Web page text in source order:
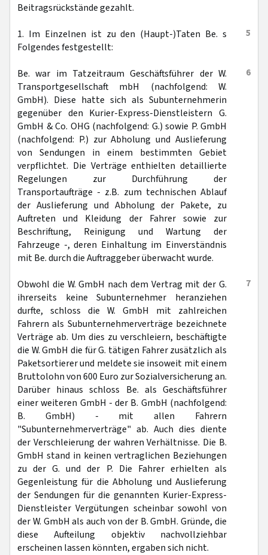
Beitragsrückstände gezahlt.
5
1. Im Einzelnen ist zu den (Haupt-)Taten Be. s
Folgendes festgestellt:
6
Be. war im Tatzeitraum Geschäftsführer der W.
Transportgesellschaft mbH (nachfolgend: W.
GmbH). Diese hatte sich als Subunternehmerin
gegenüber den Kurier-Express-Dienstleistern G.
GmbH & Co. OHG (nachfolgend: G.) sowie P. GmbH
(nachfolgend: P.) zur Abholung und Auslieferung
von Sendungen in einem bestimmten Gebiet
verpflichtet. Die Verträge enthielten detaillierte
Regelungen zur Durchführung der
Transportaufträge - z.B. zum technischen Ablauf
der Auslieferung und Abholung der Pakete, zu
Auftreten und Kleidung der Fahrer sowie zur
Beschriftung, Reinigung und Wartung der
Fahrzeuge -, deren Einhaltung im Einverständnis
mit Be. durch die Auftraggeber überwacht wurde.
7
Obwohl die W. GmbH nach dem Vertrag mit der G.
ihrerseits keine Subunternehmer heranziehen
durfte, schloss die W. GmbH mit zahlreichen
Fahrern als Subunternehmerverträge bezeichnete
Verträge ab. Um dies zu verschleiern, beschäftigte
die W. GmbH die für G. tätigen Fahrer zusätzlich als
Paketsortierer und meldete sie insoweit mit einem
Bruttolohn von 600 Euro zur Sozialversicherung an.
Darüber hinaus schloss Be. als Geschäftsführer
einer weiteren GmbH - der B. GmbH (nachfolgend:
B. GmbH) - mit allen Fahrern
"Subunternehmerverträge" ab. Auch dies diente
der Verschleierung der wahren Verhältnisse. Die B.
GmbH stand in keinen vertraglichen Beziehungen
zu der G. und der P. Die Fahrer erhielten als
Gegenleistung für die Abholung und Auslieferung
der Sendungen für die genannten Kurier-Express-
Dienstleister Vergütungen scheinbar sowohl von
der W. GmbH als auch von der B. GmbH. Gründe, die
diese Aufteilung objektiv nachvollziehbar
erscheinen lassen könnten, ergaben sich nicht.